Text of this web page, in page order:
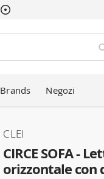
Brands Negozi
CIRCE SOFA -
orizzontale con
CLEI